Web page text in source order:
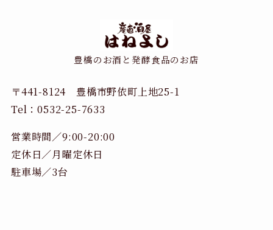
豊橋のお酒と発酵食品のお店
〒441-8124 豊橋市野依町上地25-1
Tel：0532-25-7633
営業時間／9:00-20:00
定休日／月曜定休日
駐車場／3台